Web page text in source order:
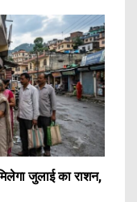
जुलाई का राशन,